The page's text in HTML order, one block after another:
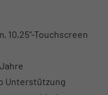
Touchscreen
Unterstützung